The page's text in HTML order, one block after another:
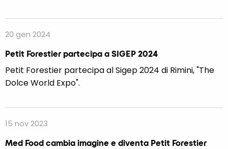
20 gen 2024
Petit Forestier partecipa a SIGEP 2024
Petit Forestier partecipa al Sigep 2024 di Rimini, "The
Dolce World Expo".
15 nov 2023
Med Food cambia imagine e diventa Petit Forestier